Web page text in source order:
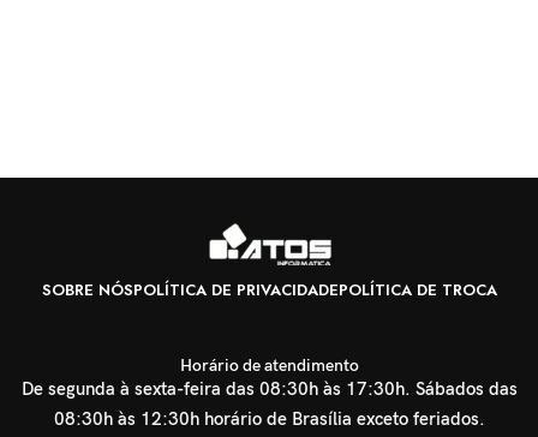
SOBRE NÓSPOLÍTICA DE PRIVACIDADEPOLÍTICA DE TROCA
Horário de atendimento
De segunda à sexta-feira das 08:30h às 17:30h. Sábados das
08:30h às 12:30h horário de Brasília exceto feriados.